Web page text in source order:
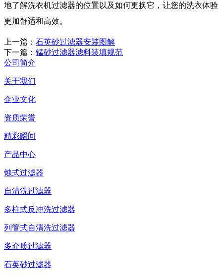
地了解洗衣机过滤器的位置以及如何更换它，让您的洗衣体验
更加舒适和高效。
上一篇： 石英砂过滤器安装图解
下一篇： 锰砂过滤器滤料装填规范
公司简介
关于我们
企业文化
资质荣誉
精彩瞬间
产品中心
烛式过滤器
自清洗过滤器
多柱式反冲洗过滤器
列管式自清洗过滤器
多介质过滤器
石英砂过滤器